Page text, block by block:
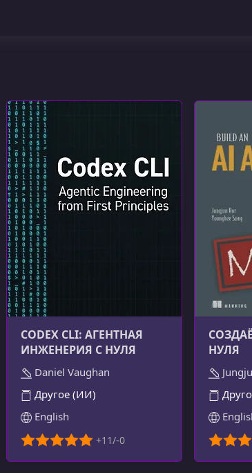
CODEX CLI: АГЕНТНАЯ
ИНЖЕНЕРИЯ С НУЛЯ
Daniel Vaughan
Другое (ИИ)
English
НУЛЯ